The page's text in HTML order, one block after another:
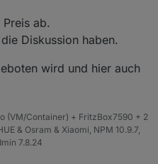
ab.
Diskussion haben.
wird und hier auch
(VM/Container) + FritzBox7590 + 2
& Osram & Xiaomi, NPM 10.9.7,
7.8.24